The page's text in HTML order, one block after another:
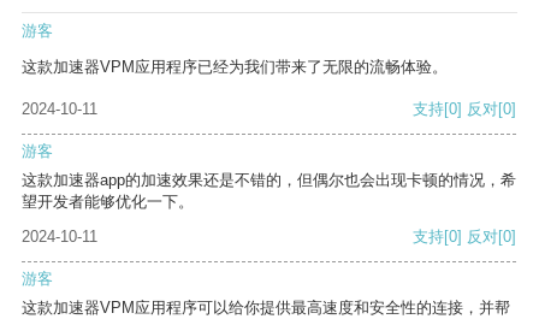
游客
这款加速器VPM应用程序已经为我们带来了无限的流畅体验。
2024-10-11 支持[0] 反对[0]
游客
这款加速器app的加速效果还是不错的，但偶尔也会出现卡顿的情况，希
望开发者能够优化一下。
2024-10-11
支持[0] 反对[0]
游客
这款加速器VPM应用程序可以给你提供最高速度和安全性的连接，并帮